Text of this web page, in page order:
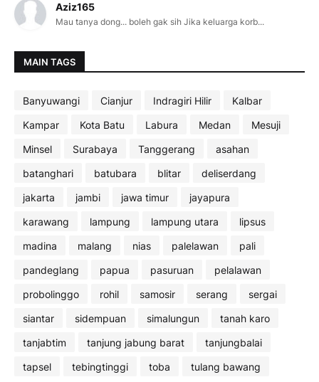
Aziz165
Mau tanya dong... boleh gak sih Jika keluarga korb...
MAIN TAGS
Banyuwangi Cianjur Indragiri Hilir
Kalbar
Kampar
Kota Batu Labura Medan
Mesuji
Minsel
Surabaya Tanggerang
asahan
batanghari
batubara blitar
deliserdang
jakarta
jambi jawa timur
jayapura
karawang
lampung lampung utara
lipsus
madina
malang nias palelawan
pali
pandeglang
papua pasuruan
pelalawan
probolinggo
rohil samosir serang
sergai
siantar
sidempuan simalungun
tanah karo
tanjabtim
tanjung jabung barat
tanjungbalai
tapsel
tebingtinggi toba tulang bawang